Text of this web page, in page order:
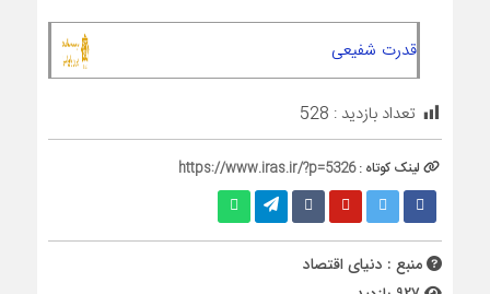
قدرت شفیعی
تعداد بازدید : 528
لینک کوتاه :https://www.iras.ir/?p=5326
منبع : دنیای اقتصاد